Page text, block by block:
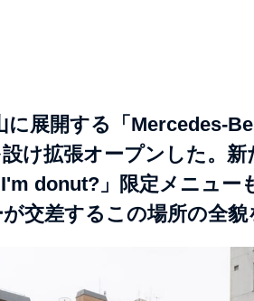
展開する「Mercedes-
け拡張オープンした。
donut?」限定メニュー
交差するこの場所の全貌